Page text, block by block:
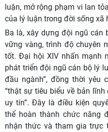
luận, mở rộng phạm vi lan
của lý luận trong đời sống xã
Ba là, xây dựng đội ngũ cán
vững vàng, trình độ chuyên
tốt. Đại hội XIV nhấn mạnh
phát triển đội ngũ cán bộ lý
đầu ngành”, đồng thời yêu
“thật sự tiêu biểu về bản
uy tín”. Đây là điều kiện
thể hoàn thành chức năng
nhận thức và tham gia trực